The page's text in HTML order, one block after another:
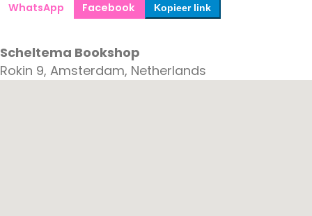
WhatsApp Facebook Kopieer link
Scheltema Bookshop
Rokin 9, Amsterdam, Netherlands